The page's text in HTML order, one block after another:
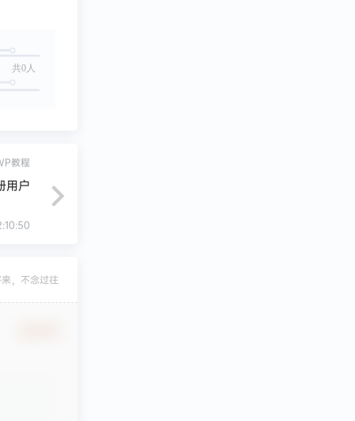
共0人
教程
用户
，不念过往